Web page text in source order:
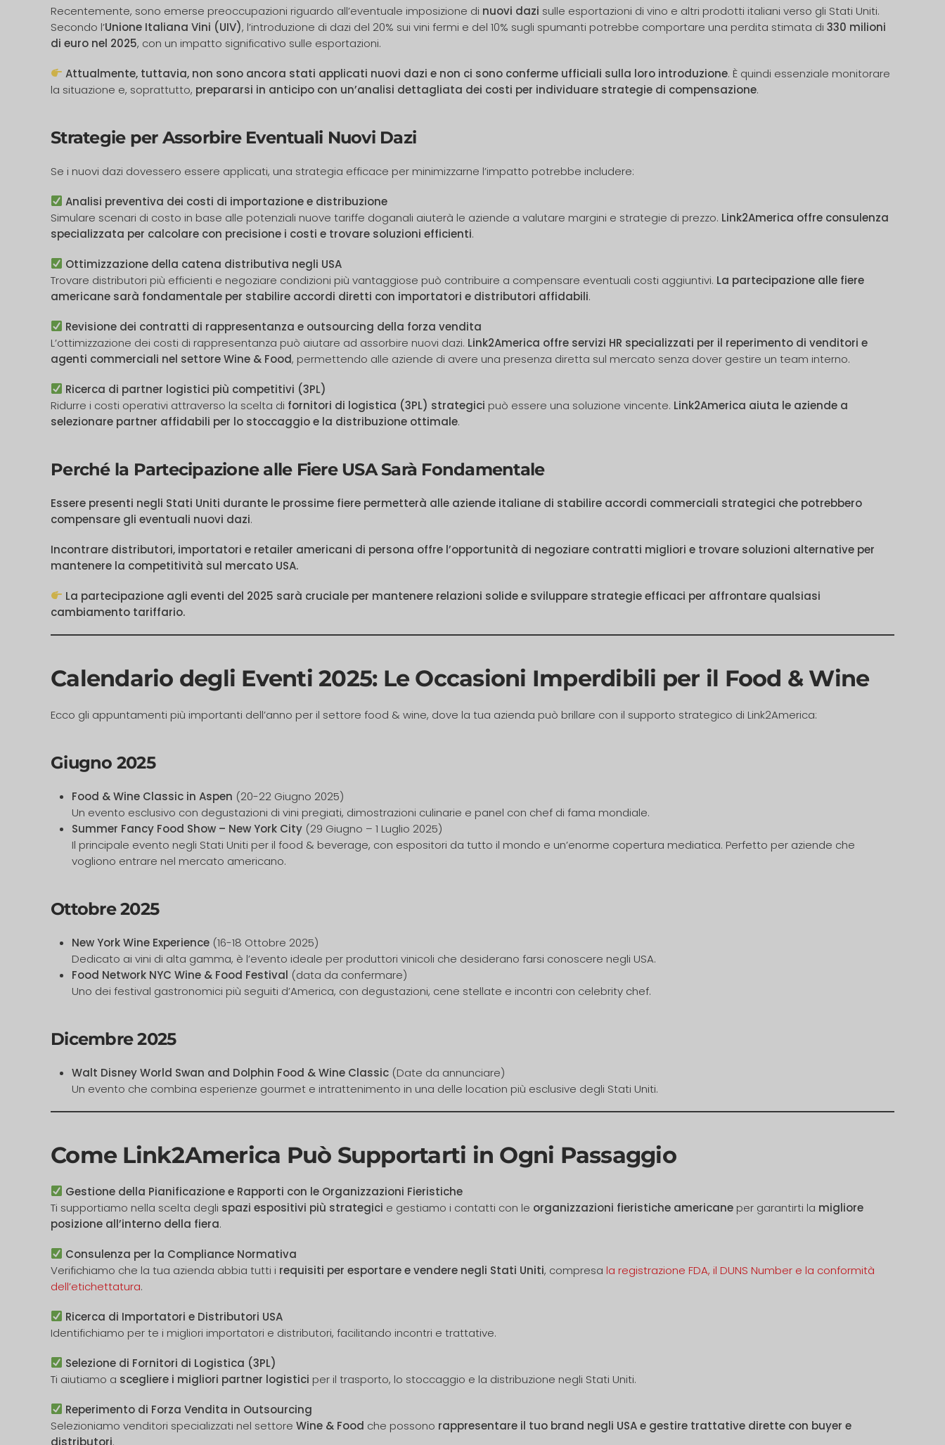
Recentemente, sono emerse preoccupazioni riguardo all’eventuale imposizione di nuovi dazi sulle esportazioni di vino e altri prodotti italiani verso gli Stati Uniti.
Secondo l’Unione Italiana Vini (UIV), l’introduzione di dazi del 20% sui vini fermi e del 10% sugli spumanti potrebbe comportare una perdita stimata di 330 milioni
di euro nel 2025, con un impatto significativo sulle esportazioni.
Attualmente, tuttavia, non sono ancora stati applicati nuovi dazi e non ci sono conferme ufficiali sulla loro introduzione. È quindi essenziale monitorare
la situazione e, soprattutto, prepararsi in anticipo con un’analisi dettagliata dei costi per individuare strategie di compensazione.
Strategie per Assorbire Eventuali Nuovi Dazi
Se i nuovi dazi dovessero essere applicati, una strategia efficace per minimizzarne l’impatto potrebbe includere:
Analisi preventiva dei costi di importazione e distribuzione
Simulare scenari di costo in base alle potenziali nuove tariffe doganali aiuterà le aziende a valutare margini e strategie di prezzo. Link2America offre consulenza
specializzata per calcolare con precisione i costi e trovare soluzioni efficienti.
Ottimizzazione della catena distributiva negli USA
Trovare distributori più efficienti e negoziare condizioni più vantaggiose può contribuire a compensare eventuali costi aggiuntivi. La partecipazione alle fiere
americane sarà fondamentale per stabilire accordi diretti con importatori e distributori affidabili.
Revisione dei contratti di rappresentanza e outsourcing della forza vendita
L’ottimizzazione dei costi di rappresentanza può aiutare ad assorbire nuovi dazi. Link2America offre servizi HR specializzati per il reperimento di venditori e
agenti commerciali nel settore Wine & Food, permettendo alle aziende di avere una presenza diretta sul mercato senza dover gestire un team interno.
Ricerca di partner logistici più competitivi (3PL)
Ridurre i costi operativi attraverso la scelta di fornitori di logistica (3PL) strategici può essere una soluzione vincente. Link2America aiuta le aziende a
selezionare partner affidabili per lo stoccaggio e la distribuzione ottimale.
Perché la Partecipazione alle Fiere USA Sarà Fondamentale
Essere presenti negli Stati Uniti durante le prossime fiere permetterà alle aziende italiane di stabilire accordi commerciali strategici che potrebbero
compensare gli eventuali nuovi dazi.
Incontrare distributori, importatori e retailer americani di persona offre l’opportunità di negoziare contratti migliori e trovare soluzioni alternative per
mantenere la competitività sul mercato USA.
La partecipazione agli eventi del 2025 sarà cruciale per mantenere relazioni solide e sviluppare strategie efficaci per affrontare qualsiasi
cambiamento tariffario.
Calendario degli Eventi 2025: Le Occasioni Imperdibili per il Food & Wine
Ecco gli appuntamenti più importanti dell’anno per il settore food & wine, dove la tua azienda può brillare con il supporto strategico di Link2America:
Giugno 2025
Food & Wine Classic in Aspen (20-22 Giugno 2025)
Un evento esclusivo con degustazioni di vini pregiati, dimostrazioni culinarie e panel con chef di fama mondiale.
Summer Fancy Food Show – New York City (29 Giugno – 1 Luglio 2025)
Il principale evento negli Stati Uniti per il food & beverage, con espositori da tutto il mondo e un’enorme copertura mediatica. Perfetto per aziende che
vogliono entrare nel mercato americano.
Ottobre 2025
New York Wine Experience (16-18 Ottobre 2025)
Dedicato ai vini di alta gamma, è l’evento ideale per produttori vinicoli che desiderano farsi conoscere negli USA.
Food Network NYC Wine & Food Festival (data da confermare)
Uno dei festival gastronomici più seguiti d’America, con degustazioni, cene stellate e incontri con celebrity chef.
Dicembre 2025
Walt Disney World Swan and Dolphin Food & Wine Classic (Date da annunciare)
Un evento che combina esperienze gourmet e intrattenimento in una delle location più esclusive degli Stati Uniti.
Come Link2America Può Supportarti in Ogni Passaggio
Gestione della Pianificazione e Rapporti con le Organizzazioni Fieristiche
Ti supportiamo nella scelta degli spazi espositivi più strategici e gestiamo i contatti con le organizzazioni fieristiche americane per garantirti la migliore
posizione all’interno della fiera.
Consulenza per la Compliance Normativa
Verifichiamo che la tua azienda abbia tutti i requisiti per esportare e vendere negli Stati Uniti, compresa la registrazione FDA, il DUNS Number e la conformità
dell’etichettatura.
Ricerca di Importatori e Distributori USA
Identifichiamo per te i migliori importatori e distributori, facilitando incontri e trattative.
Selezione di Fornitori di Logistica (3PL)
Ti aiutiamo a scegliere i migliori partner logistici per il trasporto, lo stoccaggio e la distribuzione negli Stati Uniti.
Reperimento di Forza Vendita in Outsourcing
Selezioniamo venditori specializzati nel settore Wine & Food che possono rappresentare il tuo brand negli USA e gestire trattative dirette con buyer e
distributori.